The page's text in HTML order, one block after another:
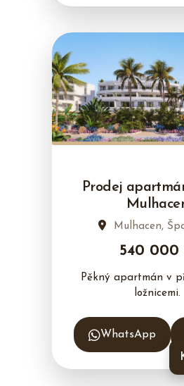
Prodej
Mulhacen,
540 000
Pěkný apartmán v
ložnicemi.
WhatsApp